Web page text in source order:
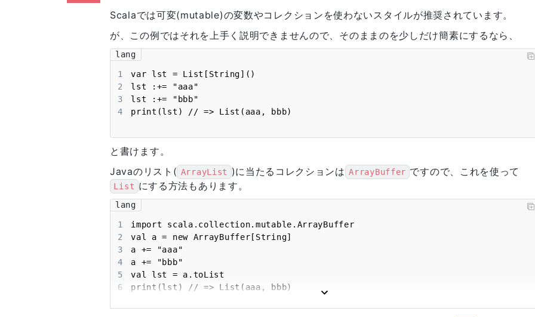
Scalaでは可変(mutable)の変数やコレクションを使わないスタイルが推奨されています。
が、この例ではそれを上手く説明できませんので、そのままのを少しだけ簡素にするなら、
lang
1
2
3
4
print(lst) // => List(aaa, bbb)
と書けます。
Javaのリスト( ArrayList )に当たるコレクションは ArrayBuffer ですので、これを使って
List にする方法もあります。
lang
1
2
3
4
5
6
print(lst) // => List(aaa, bbb)